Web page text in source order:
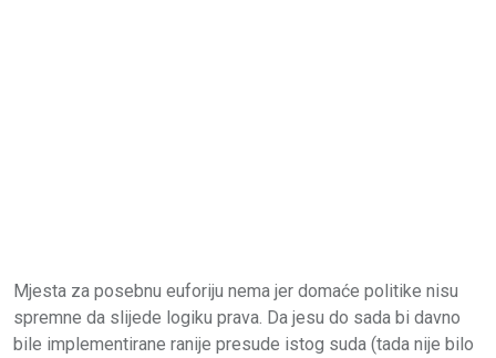
Mjesta za posebnu euforiju nema jer domaće politike nisu
spremne da slijede logiku prava. Da jesu do sada bi davno
bile implementirane ranije presude istog suda (tada nije bilo